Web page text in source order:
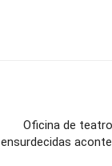
Oficina de
ensurdecidas